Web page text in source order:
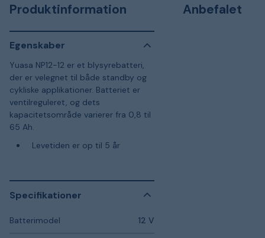
Produktinformation
Egenskaber
Yuasa NP12-12 er et blysyrebatteri,
der er velegnet til både standby og
cykliske applikationer. Batteriet er
ventilreguleret, og dets
kapacitetsområde varierer fra 0,8 til
65 Ah.
Levetiden er op til 5 år
Specifikationer
Batterimodel 12 V
Anbefalet